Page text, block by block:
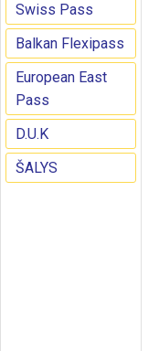
Swiss Pass
Balkan Flexipass
European East
Pass
D.U.K
ŠALYS